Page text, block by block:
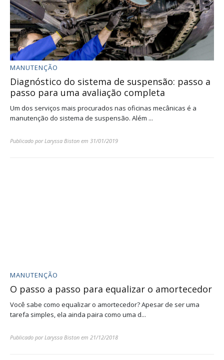
MANUTENÇÃO
Diagnóstico do sistema de suspensão: passo a
passo para uma avaliação completa
Um dos serviços mais procurados nas oficinas mecânicas é a
manutenção do sistema de suspensão. Além ...
Publicado porLaryssa Biston em 31/01/2019
MANUTENÇÃO
O passo a passo para equalizar o amortecedor
Você sabe como equalizar o amortecedor? Apesar de ser uma
tarefa simples, ela ainda paira como uma d...
Publicado porLaryssa Biston em 21/12/2018